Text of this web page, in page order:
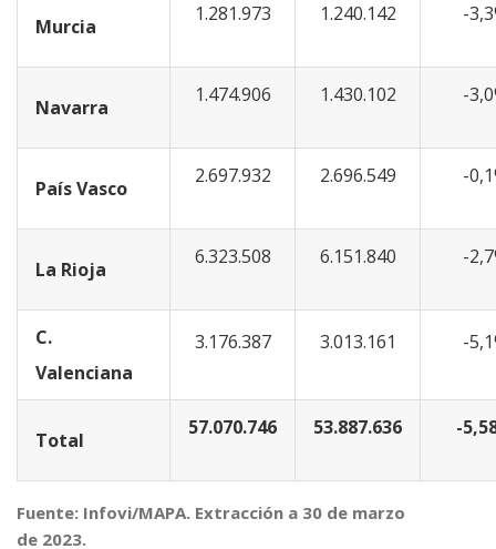
Murcia
1.281.973 1.240.142 -
Navarra
1.474.906 1.430.102 -
País Vasco
2.697.932 2.696.549 -
La Rioja
6.323.508 6.151.840 -
C.
Valenciana
3.176.387 3.013.161 -
Total
57.070.746 53.887.636 -
Fuente: Infovi/MAPA. Extracción a 30 de marzo
de 2023.